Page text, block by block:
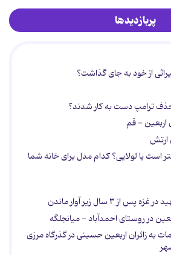
پربازدیدها
حذف ترامپ دست به کار شدند؟
اربعین - قم
ارتش
است یا لولایی؟ کدام مدل برای خانه شما
در روستای احمدآباد - میانجلگه
به زائران اربعین حسینی در گذرگاه مرزی